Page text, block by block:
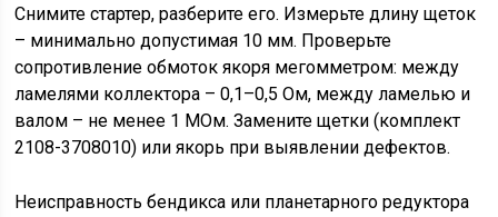
Снимите стартер, разберите его. Измерьте длину щеток
– минимально допустимая 10 мм. Проверьте
сопротивление обмоток якоря мегомметром: между
ламелями коллектора – 0,1–0,5 Ом, между ламелью и
валом – не менее 1 МОм. Замените щетки (комплект
2108-3708010) или якорь при выявлении дефектов.
Неисправность бендикса или планетарного редуктора